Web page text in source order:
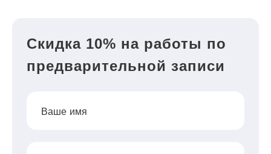
Скидка 10% на работы по
предварительной записи
Ваше имя